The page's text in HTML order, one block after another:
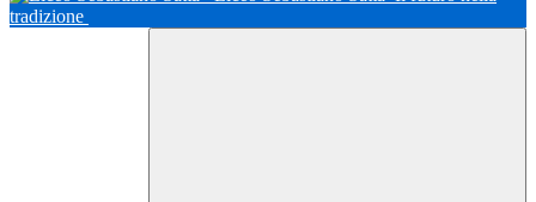
tradizione